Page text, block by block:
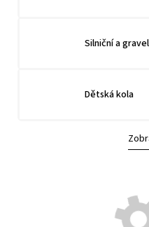
Silniční a gravel
Dětská kola